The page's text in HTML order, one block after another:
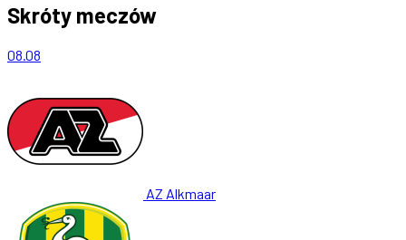
Skróty meczów
08.08
AZ Alkmaar